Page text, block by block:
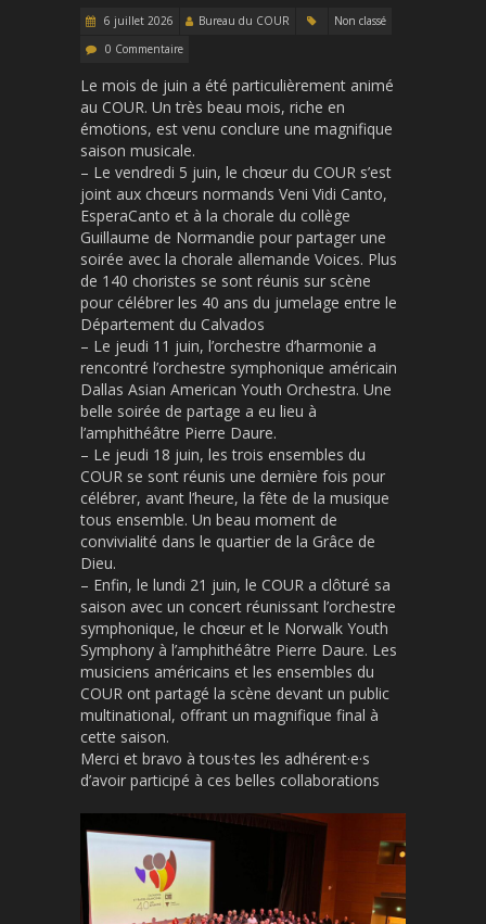
6 juillet 2026 Bureau du COUR
Non classé
0 Commentaire
Le mois de juin a été particulièrement animé
au COUR. Un très beau mois, riche en
émotions, est venu conclure une magnifique
saison musicale.
– Le vendredi 5 juin, le chœur du COUR s’est
joint aux chœurs normands Veni Vidi Canto,
EsperaCanto et à la chorale du collège
Guillaume de Normandie pour partager une
soirée avec la chorale allemande Voices. Plus
de 140 choristes se sont réunis sur scène
pour célébrer les 40 ans du jumelage entre le
Département du Calvados
– Le jeudi 11 juin, l’orchestre d’harmonie a
rencontré l’orchestre symphonique américain
Dallas Asian American Youth Orchestra. Une
belle soirée de partage a eu lieu à
l’amphithéâtre Pierre Daure.
– Le jeudi 18 juin, les trois ensembles du
COUR se sont réunis une dernière fois pour
célébrer, avant l’heure, la fête de la musique
tous ensemble. Un beau moment de
convivialité dans le quartier de la Grâce de
Dieu.
– Enfin, le lundi 21 juin, le COUR a clôturé sa
saison avec un concert réunissant l’orchestre
symphonique, le chœur et le Norwalk Youth
Symphony à l’amphithéâtre Pierre Daure. Les
musiciens américains et les ensembles du
COUR ont partagé la scène devant un public
multinational, offrant un magnifique final à
cette saison.
Merci et bravo à tous·tes les adhérent·e·s
d’avoir participé à ces belles collaborations